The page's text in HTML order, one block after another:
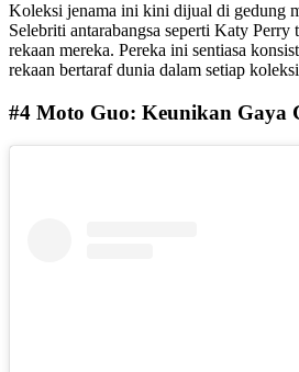
Koleksi jenama ini kini dijual di gedung
Selebriti antarabangsa seperti Katy Perry
rekaan mereka. Pereka ini sentiasa
rekaan bertaraf dunia dalam setiap
#4 Moto Guo: Keunikan Gaya